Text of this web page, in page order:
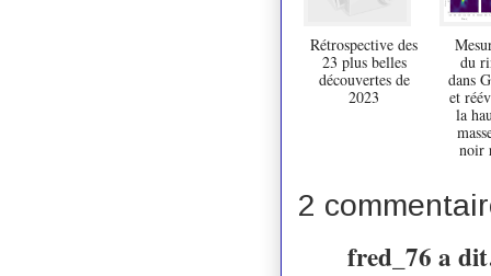
Rétrospective des
23 plus belles
découvertes de
2023
du
dans
et
la
noir
2
fred_76 a